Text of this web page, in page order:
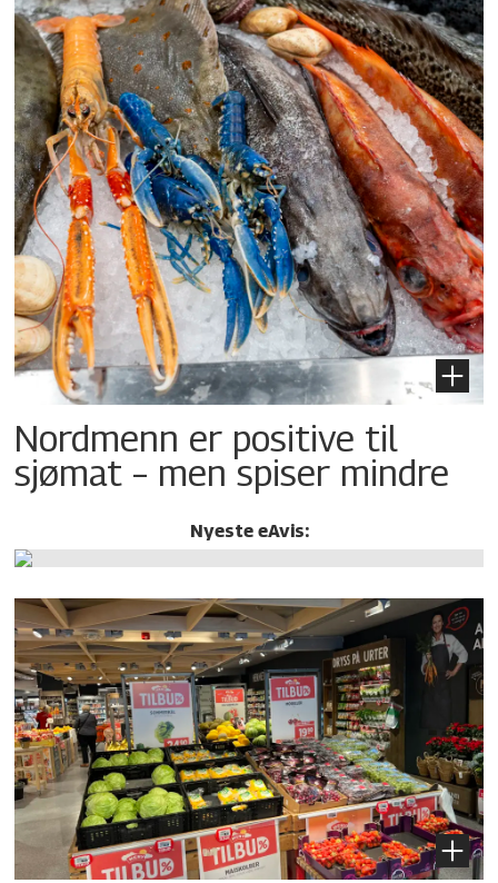
Nordmenn er positive til
sjømat – men spiser mindre
Nyeste eAvis: